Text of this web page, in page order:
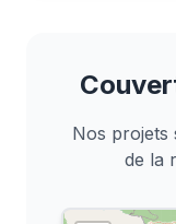
Nos projets
de la